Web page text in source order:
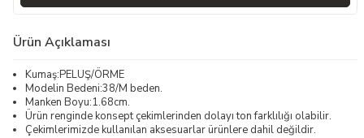
Ürün Açıklaması
Kumaş:PELUŞ/ÖRME
Modelin Bedeni:38/M beden.
Manken Boyu:1.68cm.
Ürün renginde konsept çekimlerinden dolayı ton farklılığı olabilir.
Çekimlerimizde kullanılan aksesuarlar ürünlere dahil değildir.